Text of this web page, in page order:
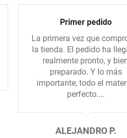
Primer pedido
La primera vez que
la tienda. El pedido ha
realmente pronto, y
preparado. Y lo más
importante, todo el
perfecto....
ALEJANDRO P.